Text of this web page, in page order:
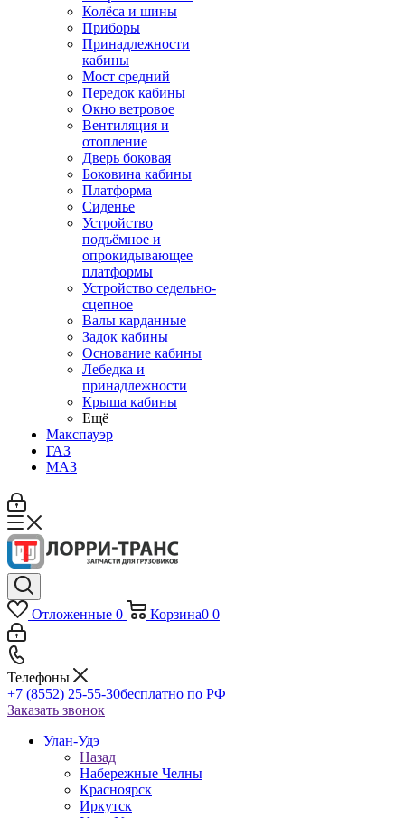
Колёса и шины
Приборы
Принадлежности
кабины
Мост средний
Передок кабины
Окно ветровое
Вентиляция и
отопление
Дверь боковая
Боковина кабины
Платформа
Сиденье
Устройство
подъёмное и
опрокидывающее
платформы
Устройство седельно-
сцепное
Валы карданные
Задок кабины
Основание кабины
Лебедка и
принадлежности
Крыша кабины
Ещё
Макспауэр
ГАЗ
МАЗ
Отложенные 0 Корзина0 0
Телефоны
+7 (8552) 25-55-30бесплатно по РФ
Заказать звонок
Улан-Удэ
Назад
Набережные Челны
Красноярск
Иркутск